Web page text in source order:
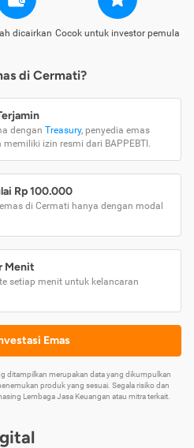
dicairkan Cocok untuk investor pemula
di Cermati?
dengan Treasury, penyedia emas
izin resmi dari BAPPEBTI.
Rp 100.000
di Cermati hanya dengan modal
Menit
setiap menit untuk kelancaran
Emas
ditampilkan merupakan data yang dikumpulkan
produk yang sesuai. Segala risiko dan
Lembaga Jasa Keuangan atau mitra terkait.